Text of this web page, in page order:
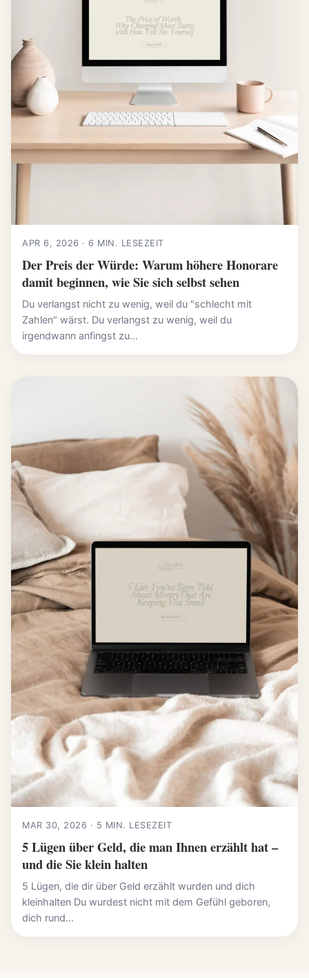
APR 6, 2026 · 6 MIN. LESEZEIT
Der Preis der Würde: Warum höhere Honorare
damit beginnen, wie Sie sich selbst sehen
Du verlangst nicht zu wenig, weil du "schlecht mit
Zahlen" wärst. Du verlangst zu wenig, weil du
irgendwann anfingst zu...
MAR 30, 2026 · 5 MIN. LESEZEIT
5 Lügen über Geld, die man Ihnen erzählt hat –
und die Sie klein halten
5 Lügen, die dir über Geld erzählt wurden und dich
kleinhalten Du wurdest nicht mit dem Gefühl geboren,
dich rund...